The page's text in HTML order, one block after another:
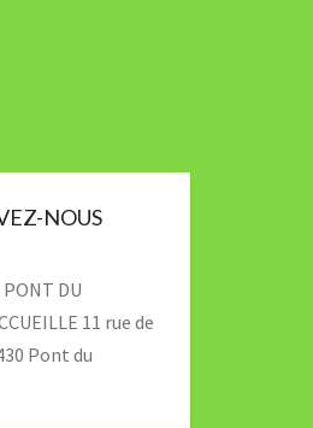
NOUS
DU
11 rue de
Pont du